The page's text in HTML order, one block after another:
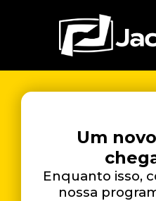
Um
Enquanto isso,
nossa